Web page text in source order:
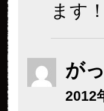
ます！
が
2012